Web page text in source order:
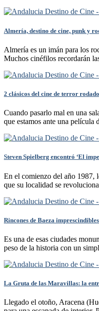
Almería, destino de cine, punk y
Almería es un imán para los
Muchos cinéfilos recordarán
2 clásicos del cine de terror
Cuando pasarlo mal en una
que estamos ante una película
Steven Spielberg encontró ‘El
En el comienzo del año 1987,
que su localidad se
Rincones de Baeza
Es una de esas ciudades
peso de la historia con un
La Gruta de las Maravillas: la
Llegado el otoño, Aracena